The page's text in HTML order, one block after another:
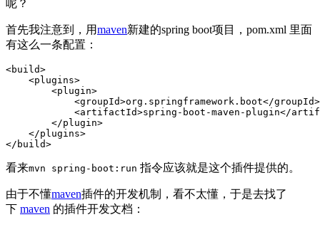
呢？
首先我注意到，用maven新建的spring boot项目，pom.xml 里面
有这么一条配置：
<build>
<plugins>
<plugin>
<groupId>org.springframework.boot</groupId>
<artifactId>spring-boot-maven-plugin</
</plugin>
</plugins>
</build>
看来mvn spring-boot:run 指令应该就是这个插件提供的。
由于不懂maven插件的开发机制，看不太懂，于是去找了
下 maven 的插件开发文档：